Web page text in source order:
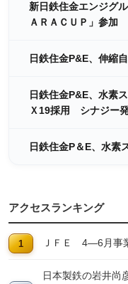
新日鉄住金エンジグ
ＡＲＡＣＵＰ」参加
日鉄住金P&E、伸縮
日鉄住金P&E、水素
Ｘ19採用 シナジー
日鉄住金P＆E、水素
アクセスランキング
ＪＦＥ 4―6月事
日本製鉄の岩井尚